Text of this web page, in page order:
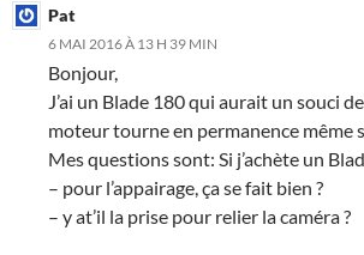
Pat
6 MAI 2016 À 13 H 39 MIN
Bonjour,
J’ai un Blade 180 qui aurait un souci
moteur tourne en permanence même
Mes questions sont: Si j’achète un
– pour l’appairage, ça se fait bien ?
– y at’il la prise pour relier la caméra ?